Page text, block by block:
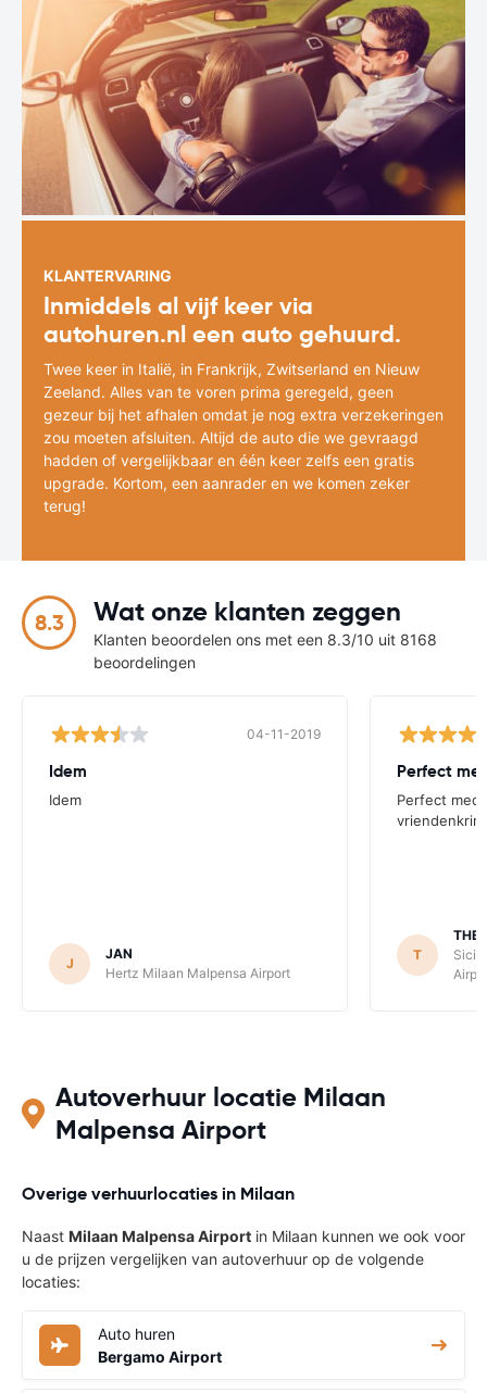
KLANTERVARING
Inmiddels al vijf keer via
autohuren.nl een auto gehuurd.
Twee keer in Italië, in Frankrijk, Zwitserland en Nieuw
Zeeland. Alles van te voren prima geregeld, geen
gezeur bij het afhalen omdat je nog extra verzekeringen
zou moeten afsluiten. Altijd de auto die we gevraagd
hadden of vergelijkbaar en één keer zelfs een gratis
upgrade. Kortom, een aanrader en we komen zeker
terug!
8.3 Wat onze klanten zeggen
Klanten beoordelen ons met een 8.3/10 uit 8168
beoordelingen
04-11-2019
Idem
Idem
J
JAN
Hertz Milaan Malpensa Airport
Perfect
Perfect
T
Autoverhuur locatie Milaan
Malpensa Airport
Overige verhuurlocaties in Milaan
Naast Milaan Malpensa Airport in Milaan kunnen we ook voor
u de prijzen vergelijken van autoverhuur op de volgende
locaties:
Auto huren
Bergamo Airport